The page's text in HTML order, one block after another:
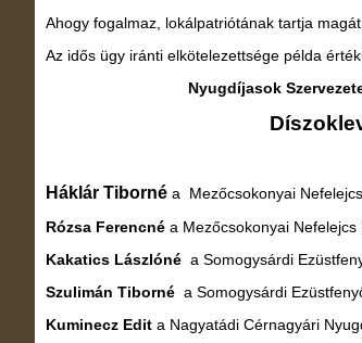
Ahogy fogalmaz, lokálpatriótának tartja
Az idős ügy iránti elkötelezettsége példa
Nyugdíjasok
Háklár Tiborné a Mezőcsokonyai
Rózsa Ferencné a Mezőcsokonyai
Kakatics Lászlóné a Somogysárdi
Szulimán Tiborné a Somogysárdi
Kuminecz Edit a Nagyatádi Cérnagyári